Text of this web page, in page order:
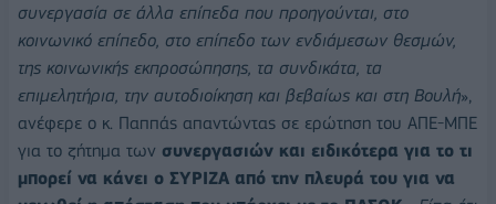
συνεργασία σε άλλα επίπεδα που προηγούνται, στο
κοινωνικό επίπεδο, στο επίπεδο των ενδιάμεσων θεσμών,
της κοινωνικής εκπροσώπησης, τα συνδικάτα, τα
επιμελητήρια, την αυτοδιοίκηση και βεβαίως και στη Βουλή»,
ανέφερε ο κ. Παππάς απαντώντας σε ερώτηση του ΑΠΕ-ΜΠΕ
για το ζήτημα των συνεργασιών και ειδικότερα για το τι
μπορεί να κάνει ο ΣΥΡΙΖΑ από την πλευρά του για να